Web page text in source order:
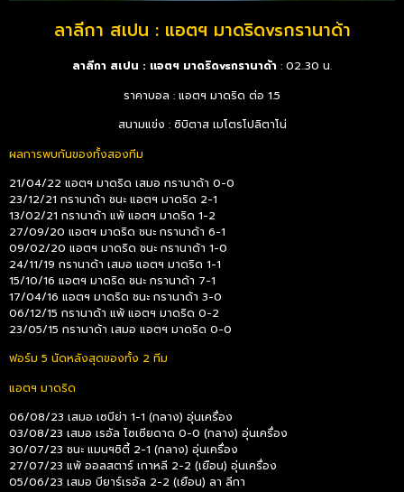
ลาลีกา สเปน : แอตฯ มาดริดvsกรานาด้า
ลาลีกา สเปน : แอตฯ มาดริดvsกรานาด้า : 02..30 น.
ราคาบอล : แอตฯ มาดริด ต่อ 1.5
สนามแข่ง : ซิบิตาส เมโตรโปลิตาโน่
ผลการพบกันของทั้งสองทีม
21/04/22 แอตฯ มาดริด เสมอ กรานาด้า 0-0
23/12/21 กรานาด้า ชนะ แอตฯ มาดริด 2-1
13/02/21 กรานาด้า แพ้ แอตฯ มาดริด 1-2
27/09/20 แอตฯ มาดริด ชนะ กรานาด้า 6-1
09/02/20 แอตฯ มาดริด ชนะ กรานาด้า 1-0
24/11/19 กรานาด้า เสมอ แอตฯ มาดริด 1-1
15/10/16 แอตฯ มาดริด ชนะ กรานาด้า 7-1
17/04/16 แอตฯ มาดริด ชนะ กรานาด้า 3-0
06/12/15 กรานาด้า แพ้ แอตฯ มาดริด 0-2
23/05/15 กรานาด้า เสมอ แอตฯ มาดริด 0-0
ฟอร์ม 5 นัดหลังสุดของทั้ง 2 ทีม
แอตฯ มาดริด
06/08/23 เสมอ เซบีย่า 1-1 (กลาง) อุ่นเครื่อง
03/08/23 เสมอ เรอัล โซเซียดาด 0-0 (กลาง) อุ่นเครื่อง
30/07/23 ชนะ แมนฯซิตี้ 2-1 (กลาง) อุ่นเครื่อง
27/07/23 แพ้ ออลสตาร์ เกาหลี 2-2 (เยือน) อุ่นเครื่อง
05/06/23 เสมอ บียาร์เรอัล 2-2 (เยือน) ลา ลีกา